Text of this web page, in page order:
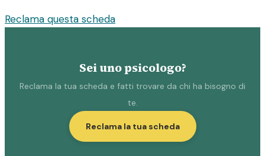
Reclama questa scheda
Sei uno psicologo?
Reclama la tua scheda e fatti trovare da chi ha bisogno di
te.
Reclama la tua scheda